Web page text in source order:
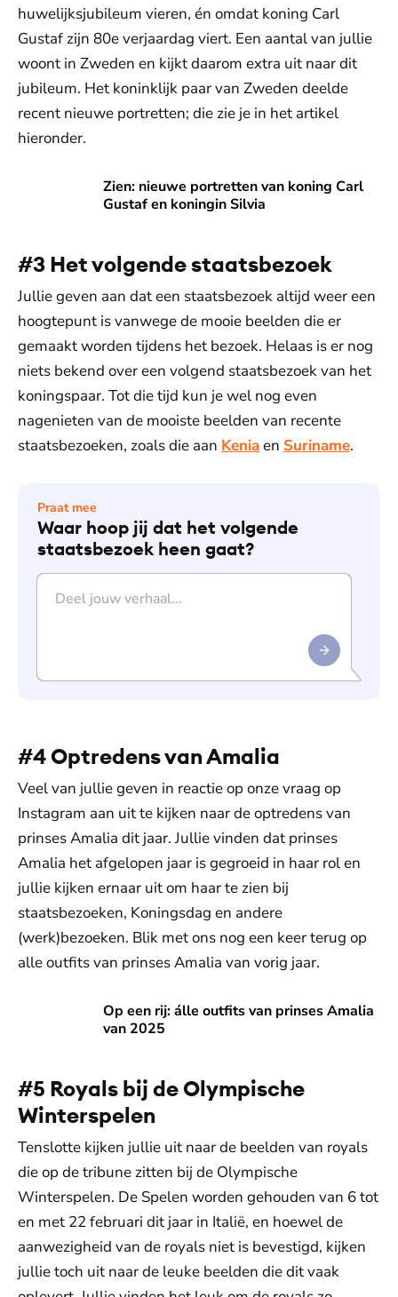
huwelijksjubileum vieren, én omdat koning Carl
Gustaf zijn 80e verjaardag viert. Een aantal van jullie
woont in Zweden en kijkt daarom extra uit naar dit
jubileum. Het koninklijk paar van Zweden deelde
recent nieuwe portretten; die zie je in het artikel
hieronder.
Zien: nieuwe portretten van koning Carl
Gustaf en koningin Silvia
Zien: nieuwe portretten van koning Carl Gustaf en
#3 Het volgende staatsbezoek
Jullie geven aan dat een staatsbezoek altijd weer een
hoogtepunt is vanwege de mooie beelden die er
gemaakt worden tijdens het bezoek. Helaas is er nog
niets bekend over een volgend staatsbezoek van het
koningspaar. Tot die tijd kun je wel nog even
nagenieten van de mooiste beelden van recente
staatsbezoeken, zoals die aan Keniaen Suriname.
Praat mee
Waar hoop jij dat het volgende
staatsbezoek heen gaat?
#4 Optredens van Amalia
Veel van jullie geven in reactie op onze vraag op
Instagram aan uit te kijken naar de optredens van
prinses Amalia dit jaar. Jullie vinden dat prinses
Amalia het afgelopen jaar is gegroeid in haar rol en
jullie kijken ernaar uit om haar te zien bij
staatsbezoeken, Koningsdag en andere
(werk)bezoeken. Blik met ons nog een keer terug op
alle outfits van prinses Amalia van vorig jaar.
Op een rij: álle outfits van prinses Amalia
van 2025
Op een rij: álle outfits van prinses Amalia van 2025
#5 Royals bij de Olympische
Winterspelen
Tenslotte kijken jullie uit naar de beelden van royals
die op de tribune zitten bij de Olympische
Winterspelen. De Spelen worden gehouden van 6 tot
en met 22 februari dit jaar in Italië, en hoewel de
aanwezigheid van de royals niet is bevestigd, kijken
jullie toch uit naar de leuke beelden die dit vaak